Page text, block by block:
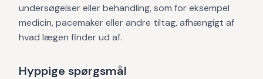
undersøgelser eller behandling, som for eksempel
medicin, pacemaker eller andre tiltag, afhængigt af
hvad lægen finder ud af.
Hyppige spørgsmål